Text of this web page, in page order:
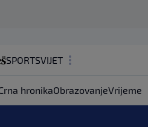
SPORTSVIJET
ZDRAVLJE
hronikaObrazovanjeVrijeme